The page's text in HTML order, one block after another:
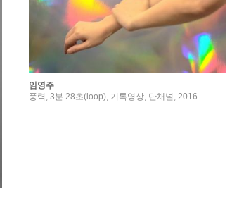
임영주
풍력, 3분 28초(loop), 기록영상, 단채널, 2016